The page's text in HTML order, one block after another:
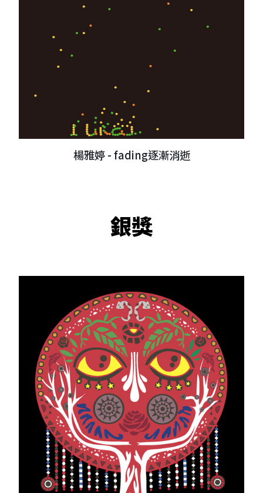
楊雅婷 - fading逐漸消逝
銀獎